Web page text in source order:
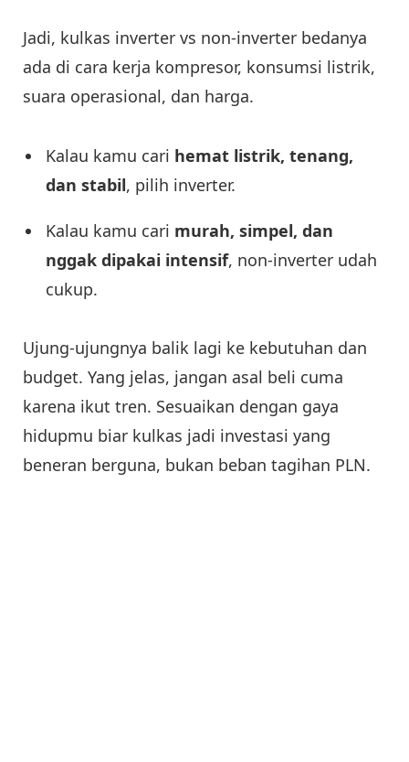
Jadi, kulkas inverter vs non-inverter bedanya
ada di cara kerja kompresor, konsumsi listrik,
suara operasional, dan harga.
Kalau kamu cari hemat listrik, tenang,
dan stabil, pilih inverter.
Kalau kamu cari murah, simpel, dan
nggak dipakai intensif, non-inverter udah
cukup.
Ujung-ujungnya balik lagi ke kebutuhan dan
budget. Yang jelas, jangan asal beli cuma
karena ikut tren. Sesuaikan dengan gaya
hidupmu biar kulkas jadi investasi yang
beneran berguna, bukan beban tagihan PLN.